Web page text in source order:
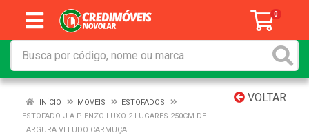
0
VOLTAR
INÍCIO MOVEIS
ESTOFADOS
ESTOFADO J.A PIENZO LUXO 2 LUGARES 250CM DE
LARGURA VELUDO CARMUÇA